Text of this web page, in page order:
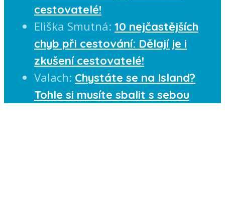
cestovatelé!
Eliška Smutná: 10 nejčastějších
chyb při cestování: Dělají je i
zkušení cestovatelé!
Valach: Chystáte se na Island?
Tohle si musíte sbalit s sebou